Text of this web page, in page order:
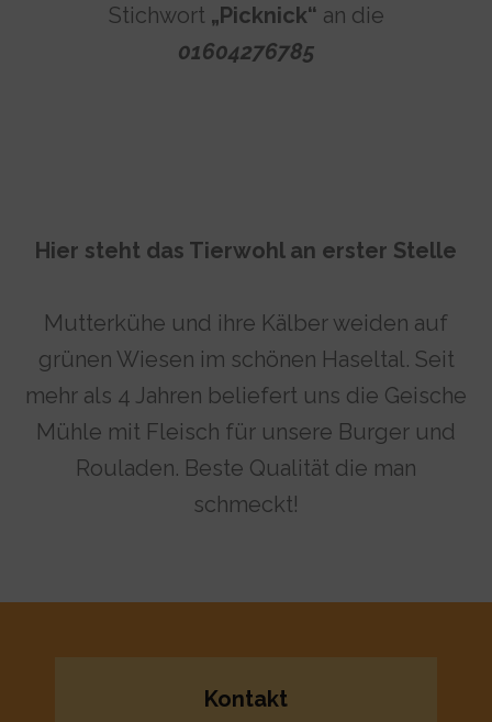
Stichwort „Picknick“ an die
01604276785
Hier steht das Tierwohl an erster Stelle
Mutterkühe und ihre Kälber weiden auf
grünen Wiesen im schönen Haseltal. Seit
mehr als 4 Jahren beliefert uns die Geische
Mühle mit Fleisch für unsere Burger und
Rouladen. Beste Qualität die man
schmeckt!
Kontakt